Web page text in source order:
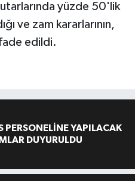
yüzde 50'lik
ve zam kararlarının,
edildi.
PERSONELİNE YAPILACAK
DUYURULDU